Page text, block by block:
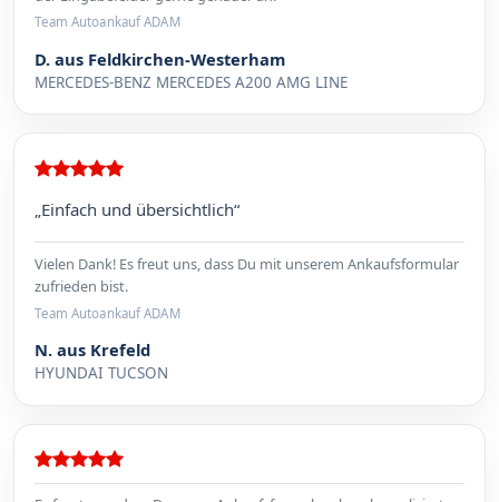
Team Autoankauf ADAM
D. aus Feldkirchen-Westerham
MERCEDES-BENZ MERCEDES A200 AMG LINE
„Einfach und übersichtlich“
Vielen Dank! Es freut uns, dass Du mit unserem Ankaufsformular
zufrieden bist.
Team Autoankauf ADAM
N. aus Krefeld
HYUNDAI TUCSON